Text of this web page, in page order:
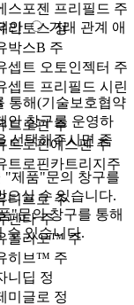
안
거래 관계 애
통해(기술보호협약
안 창구를 운영하
선택해주시면 좀
"제품"문의 창구를
으실 수 있습니다.
"문의 창구를 통해
수 있습니다.
스포젠 프리필드 주
리토스 정
박스B 주
셉트 오토인젝터 주
셉트 프리필드 시린
트로핀 주
트로핀에스펜 주
트로핀카트리지주
티프로 주
펜타 주
폴리오™ 주
히브™ 주
니딥 정
미글로 정